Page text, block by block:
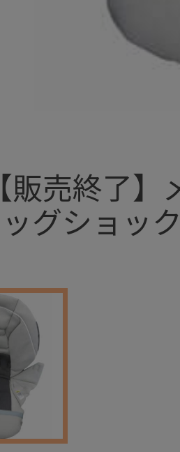
【販売終了
ッグショッ